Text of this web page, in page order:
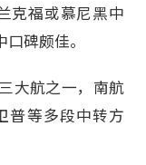
克福或慕尼黑中
碑颇佳。
大航之一，南航
普等多段中转方